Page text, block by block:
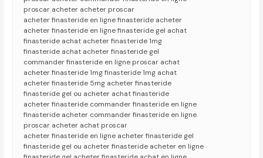
proscar acheter acheter proscar
acheter finasteride en ligne finasteride acheter
acheter finasteride en ligne finasteride gel achat
finasteride achat acheter finasteride 1mg
finasteride achat acheter finasteride gel
commander finasteride en ligne proscar achat
acheter finasteride 1mg finasteride 1mg achat
acheter finasteride 5mg acheter finasteride
finasteride gel ou acheter achat finasteride
acheter finasteride commander finasteride en ligne
finasteride acheter commander finasteride en ligne
proscar acheter achat proscar
acheter finasteride en ligne acheter finasteride gel
finasteride gel ou acheter finasteride acheter en ligne